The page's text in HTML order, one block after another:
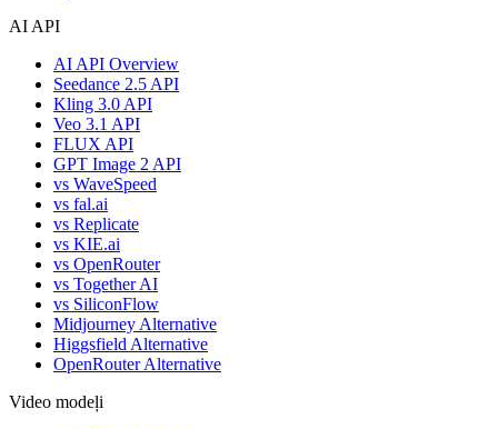
AI API
AI API Overview
Seedance 2.5 API
Kling 3.0 API
Veo 3.1 API
FLUX API
GPT Image 2 API
vs WaveSpeed
vs fal.ai
vs Replicate
vs KIE.ai
vs OpenRouter
vs Together AI
vs SiliconFlow
Midjourney Alternative
Higgsfield Alternative
OpenRouter Alternative
Video modeļi